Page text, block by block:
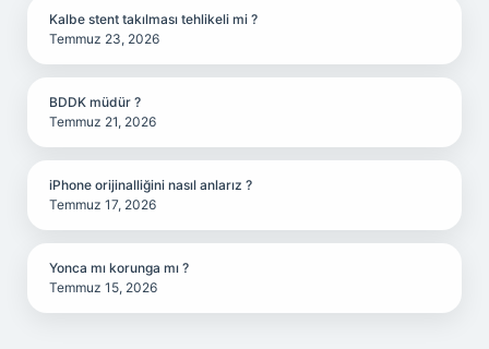
Kalbe stent takılması tehlikeli mi ?
Temmuz 23, 2026
BDDK müdür ?
Temmuz 21, 2026
iPhone orijinalliğini nasıl anlarız ?
Temmuz 17, 2026
Yonca mı korunga mı ?
Temmuz 15, 2026